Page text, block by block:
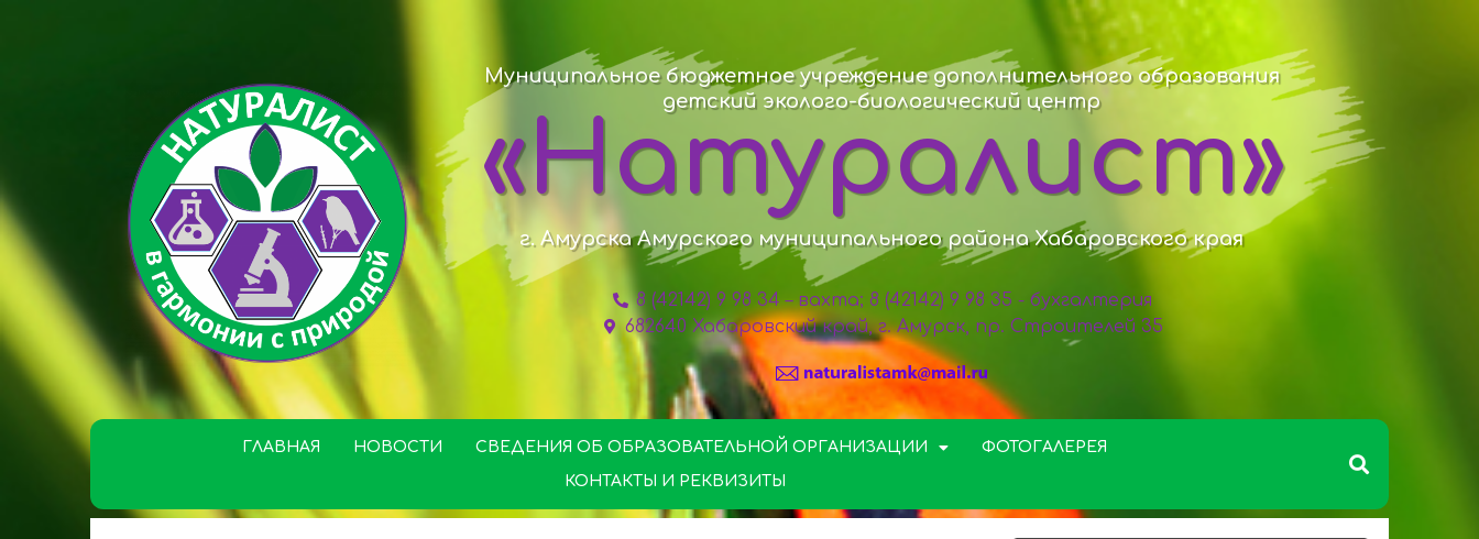
Муниципальное бюджетное учреждение дополнительного образования
детский эколого-биологический центр
«Натуралист»
г. Амурска Амурского муниципального района Хабаровского края
8 (42142) 9 98 34 – вахта; 8 (42142) 9 98 35 - бухгалтерия
682640 Хабаровский край, г. Амурск, пр. Строителей 35
ГЛАВНАЯ НОВОСТИ СВЕДЕНИЯ ОБ ОБРАЗОВАТЕЛЬНОЙ ОРГАНИЗАЦИИ ФОТОГАЛЕРЕЯ
КОНТАКТЫ И РЕКВИЗИТЫ